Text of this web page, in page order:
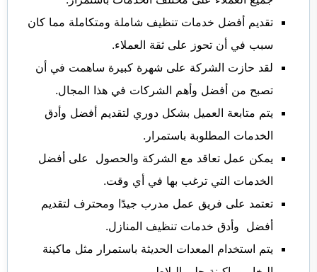
تقديم أفضل خدمات تنظيف شاملة ومتكاملة مما كان
سبب في أن تحوز على ثقة العملاء.
لقد حازت الشركة على شهرة كبيرة ساهمت في أن
تصبح من أفضل وأهم الشركات في هذا المجال.
يتم متابعة العميل بشكل دوري لتقديم أفضل وأدق
الخدمات المطلوبة باستمرار.
يمكن عمل تعاقد مع الشركة والحصول على أفضل
الخدمات التي ترغب بها في أي وقت.
تعتمد على فريق عمل مدرب جيدًا ومحترف لتقديم
أفضل وأدق خدمات تنظيف المنازل.
يتم استخدام المعدات الحديثة باستمرار مثل ماكينة